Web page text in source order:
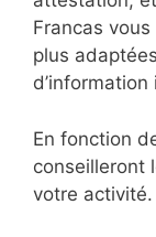
Francas
plus
d’information
En fonction
conseilleront
votre activité.